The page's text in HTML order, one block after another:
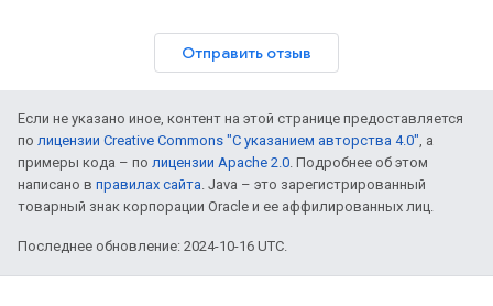
Отправить отзыв
Если не указано иное, контент на этой странице предоставляется
по лицензии Creative Commons "С указанием авторства 4.0", а
примеры кода – по лицензии Apache 2.0. Подробнее об этом
написано в правилах сайта. Java – это зарегистрированный
товарный знак корпорации Oracle и ее аффилированных лиц.
Последнее обновление: 2024-10-16 UTC.